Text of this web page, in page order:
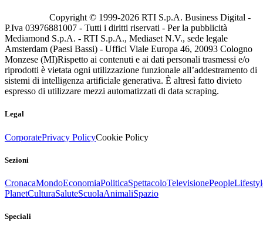
Copyright © 1999-2026 RTI S.p.A. Business Digital -
P.Iva 03976881007 - Tutti i diritti riservati - Per la pubblicità
Mediamond S.p.A. - RTI S.p.A., Mediaset N.V., sede legale
Amsterdam (Paesi Bassi) - Uffici Viale Europa 46, 20093 Cologno
Monzese (MI)Rispetto ai contenuti e ai dati personali trasmessi e/o
riprodotti è vietata ogni utilizzazione funzionale all’addestramento di
sistemi di intelligenza artificiale generativa. È altresì fatto divieto
espresso di utilizzare mezzi automatizzati di data scraping.
Legal
CorporatePrivacy PolicyCookie Policy
Sezioni
CronacaMondoEconomiaPoliticaSpettacoloTelevisionePeople
PlanetCulturaSaluteScuolaAnimaliSpazio
Speciali